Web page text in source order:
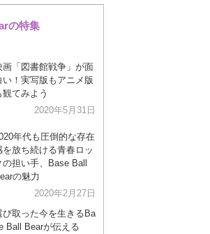
の特集
画「図書館戦争」が面
い！実写版もアニメ版
観てみよう
2020年5月31日
年代も圧倒的な存在
を放ち続ける青春ロッ
の担い手、Base Ball
の魅力
2020年2月27日
び取った今を生きるBa
Ball Bearが伝える